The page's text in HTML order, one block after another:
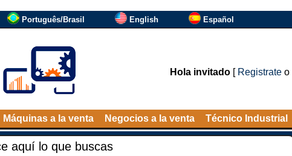
Português/Brasil English Español
Hola invitado[ Registrateo
Máquinas a la venta Negocios a la venta Técnico Industrial